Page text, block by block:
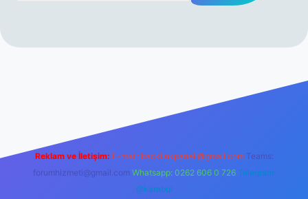
Reklam ve İletişim: E-mail: backlinkpaneli@gmail.com Teams:
forumhizmeti@gmail.com Whatsapp: 0262 606 0 726 Telegram:
@karabul